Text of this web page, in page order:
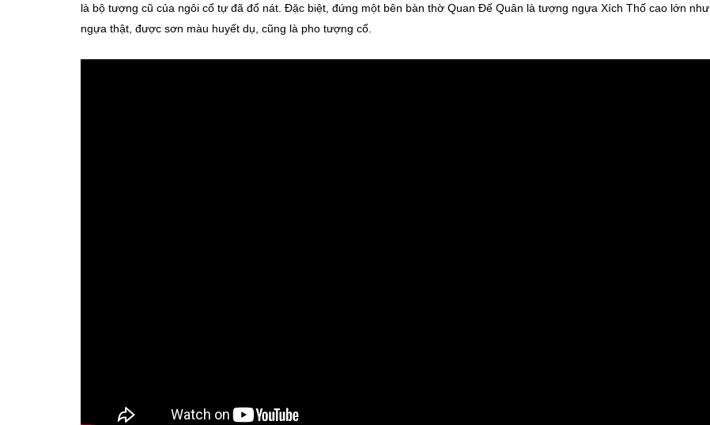
là bộ tượng cũ của ngôi cổ tự đã đổ nát. Đặc biệt, đứng một bên bàn thờ Quan Đế Quân là tượng ngựa Xích Thố cao lớn như
ngựa thật, được sơn màu huyết dụ, cũng là pho tượng cổ.